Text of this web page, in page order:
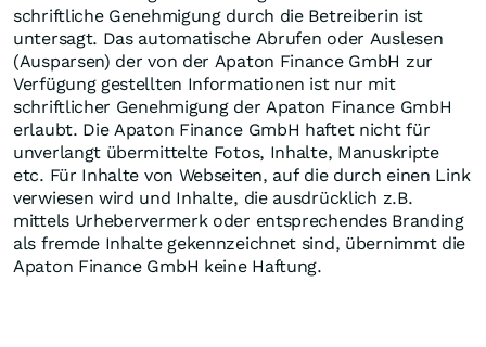
schriftliche Genehmigung durch die Betreiberin ist
untersagt. Das automatische Abrufen oder Auslesen
(Ausparsen) der von der Apaton Finance GmbH zur
Verfügung gestellten Informationen ist nur mit
schriftlicher Genehmigung der Apaton Finance GmbH
erlaubt. Die Apaton Finance GmbH haftet nicht für
unverlangt übermittelte Fotos, Inhalte, Manuskripte
etc. Für Inhalte von Webseiten, auf die durch einen Link
verwiesen wird und Inhalte, die ausdrücklich z.B.
mittels Urhebervermerk oder entsprechendes Branding
als fremde Inhalte gekennzeichnet sind, übernimmt die
Apaton Finance GmbH keine Haftung.